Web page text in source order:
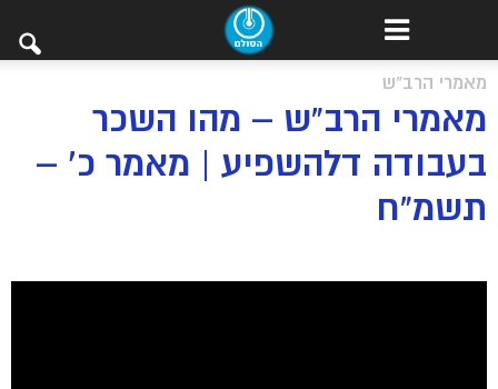
מאמרי הרב"ש
מאמרי הרב”ש – מהו השכר
בעבודה דלהשפיע | מאמר כ’ –
תשמ”ח